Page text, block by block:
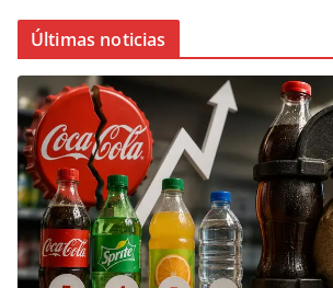
Últimas noticias